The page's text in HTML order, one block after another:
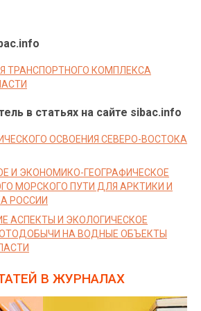
ТРАНСПОРТНОГО КОМПЛЕКСА
в статьях на сайте sibac.info
ОСВОЕНИЯ СЕВЕРО-ВОСТОКА
И ЭКОНОМИКО-ГЕОГРАФИЧЕСКОЕ
МОРСКОГО ПУТИ ДЛЯ АРКТИКИ И
РОССИИ
АСПЕКТЫ И ЭКОЛОГИЧЕСКОЕ
НА ВОДНЫЕ ОБЪЕКТЫ
В ЖУРНАЛАХ